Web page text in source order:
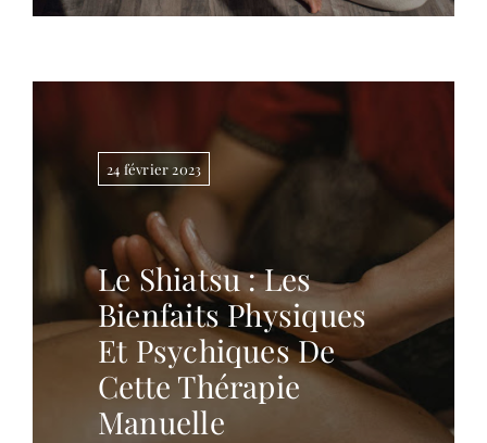
24 février 2023
Le Shiatsu : Les
Bienfaits Physiques
Et Psychiques De
Cette Thérapie
Manuelle